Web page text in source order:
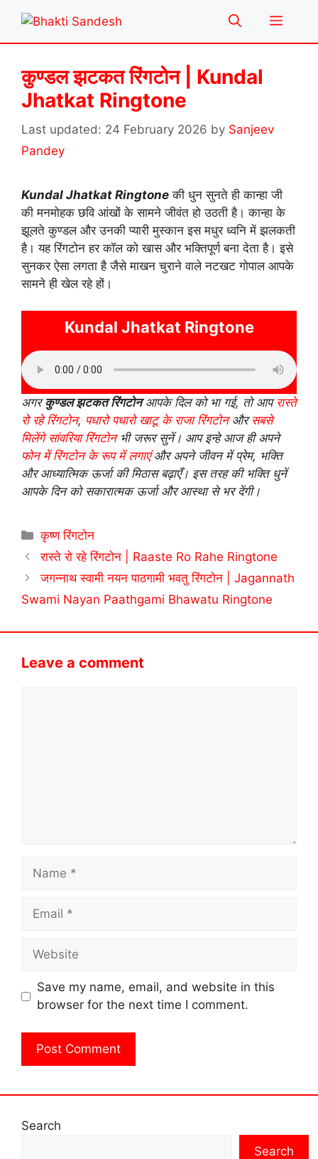
content
Menu
कुण्डल झटकत रिंगटोन | Kundal
Jhatkat Ringtone
24 February 2026 by Sanjeev
Pandey
Kundal Jhatkat Ringtone की धुन सुनते ही कान्हा जी
की मनमोहक छवि आंखों के सामने जीवंत हो उठती है। कान्हा के
झूलते कुण्डल और उनकी प्यारी मुस्कान इस मधुर ध्वनि में झलकती
है। यह रिंगटोन हर कॉल को खास और भक्तिपूर्ण बना देता है। इसे
सुनकर ऐसा लगता है जैसे माखन चुराने वाले नटखट गोपाल आपके
सामने ही खेल रहे हों।
Kundal Jhatkat Ringtone
अगरकुण्डल झटकत रिंगटोनआपके दिल को भा गई, तो आप रास्ते
रो रहे रिंगटोन, पधारो पधारो खाटू के राजा रिंगटोनऔर सबसे
मिलेंगे सांवरिया रिंगटोनभी जरूर सुनें। आप इन्हे आज ही अपने
फोन में रिंगटोन के रूप में लगाएंऔर अपने जीवन में प्रेम, भक्ति
और आध्यात्मिक ऊर्जा की मिठास बढ़ाएँ। इस तरह की भक्ति धुनें
आपके दिन को सकारात्मक ऊर्जा और आस्था से भर देंगी।
Categories
कृष्ण रिंगटोन
रास्ते रो रहे रिंगटोन | Raaste Ro Rahe Ringtone
जगन्नाथ स्वामी नयन पाठगामी भवतु रिंगटोन | Jagannath
Swami Nayan Paathgami Bhawatu Ringtone
Leave a comment
Name
Email
Website
Save my name, email, and website in this
browser for the next time I comment.
Search
Search